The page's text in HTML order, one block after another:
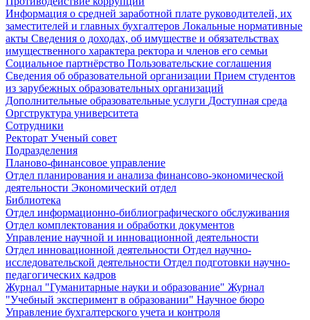
Информация о средней заработной плате руководителей, их
заместителей и главных бухгалтеров Локальные нормативные
акты Сведения о доходах, об имуществе и обязательствах
имущественного характера ректора и членов его семьи
Социальное партнёрство Пользовательские соглашения
Сведения об образовательной организации Прием студентов
из зарубежных образовательных организаций
Дополнительные образовательные услуги Доступная среда
Оргструктура университета
Сотрудники
Ректорат Ученый совет
Подразделения
Планово-финансовое управление
Отдел планирования и анализа финансово-экономической
деятельности Экономический отдел
Библиотека
Отдел информационно-библиографического обслуживания
Отдел комплектования и обработки документов
Управление научной и инновационной деятельности
Отдел инновационной деятельности Отдел научно-
исследовательской деятельности Отдел подготовки научно-
педагогических кадров
Журнал "Гуманитарные науки и образование" Журнал
"Учебный эксперимент в образовании" Научное бюро
Управление бухгалтерского учета и контроля